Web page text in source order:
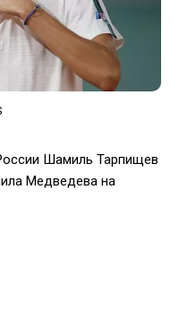
Шамиль Тарпищев
Медведева на